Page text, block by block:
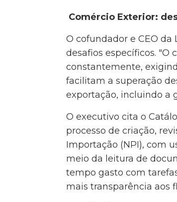
Comércio Exterior:
O cofundador e CEO
desafios específicos.
constantemente,
facilitam a superação
exportação, incluindo a
O executivo cita o
processo de criação,
Importação (NPI), com
meio da leitura de
tempo gasto com
mais transparência aos